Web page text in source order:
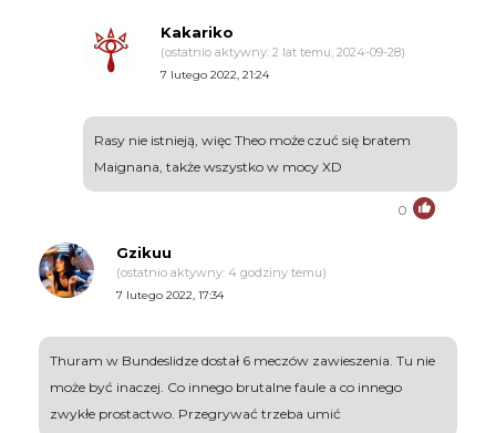
Kakariko
(ostatnio aktywny: 2 lat temu, 2024-09-28)
7 lutego 2022, 21:24
Rasy nie istnieją, więc Theo może czuć się bratem
Maignana, także wszystko w mocy XD
0
Gzikuu
(ostatnio aktywny: 4 godziny temu)
7 lutego 2022, 17:34
Thuram w Bundeslidze dostał 6 meczów zawieszenia. Tu nie
może być inaczej. Co innego brutalne faule a co innego
zwykłe prostactwo. Przegrywać trzeba umić